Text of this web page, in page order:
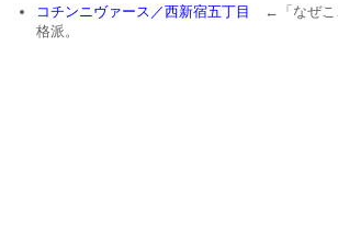
コチンニヴァース／西新宿五丁目
←「なぜこ
格派。